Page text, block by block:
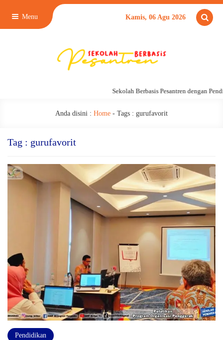
Menu Kamis, 06 Agu 2026
Sekolah Berbasis Pesantren dengan
Anda disini : Home - Tags : gurufavorit
Tag : gurufavorit
Pendidikan